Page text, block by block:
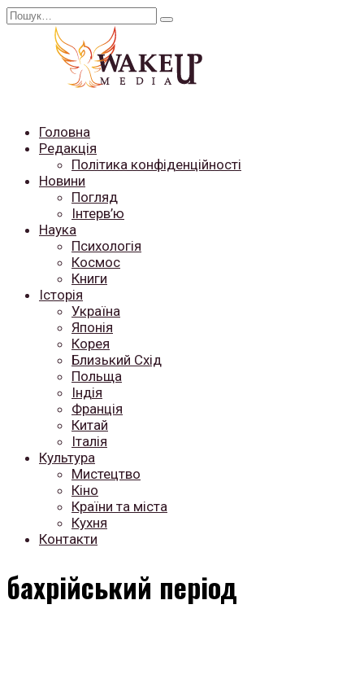
Перейти
Search
Головна
Редакція
Політика конфіденційності
Новини
Погляд
Інтерв’ю
Наука
Психологія
Космос
Книги
Історія
Україна
Японія
Корея
Близький Схід
Польща
Індія
Франція
Китай
Італія
Культура
Мистецтво
Кіно
Країни та міста
Кухня
Контакти
бахрійський період